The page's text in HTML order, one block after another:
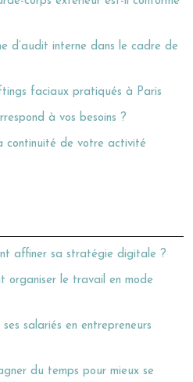
d’audit interne dans le cadre de
faciaux pratiqués à Paris
à vos besoins ?
continuité de votre activité
affiner sa stratégie digitale ?
organiser le travail en mode
salariés en entrepreneurs
du temps pour mieux se